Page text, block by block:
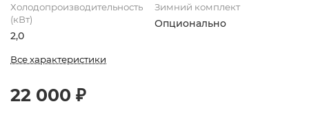
Холодопроизводительность
(кВт)
2,0
Зимний комплект
Опционально
Все характеристики
22 000 ₽